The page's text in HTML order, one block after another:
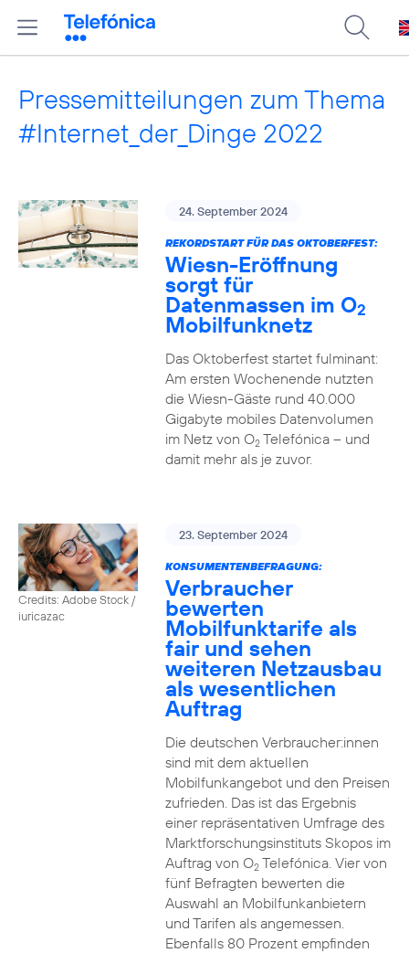
Pressemitteilungen zum Thema
#Internet_der_Dinge 2022
24. September 2024
REKORDSTART FÜR DAS OKTOBERFEST:
Wiesn-Eröffnung
sorgt für
Datenmassen im O2
Mobilfunknetz
Das Oktoberfest startet fulminant:
Am ersten Wochenende nutzten
die Wiesn-Gäste rund 40.000
Gigabyte mobiles Datenvolumen
im Netz von O2Telefónica – und
damit mehr als je zuvor.
Credits: Adobe Stock /
iuricazac
23. September 2024
KONSUMENTENBEFRAGUNG:
Verbraucher
bewerten
Mobilfunktarife als
fair und sehen
weiteren Netzausbau
als wesentlichen
Auftrag
Die deutschen Verbraucher:innen
sind mit dem aktuellen
Mobilfunkangebot und den Preisen
zufrieden. Das ist das Ergebnis
einer repräsentativen Umfrage des
Marktforschungsinstituts Skopos im
Auftrag von O2Telefónica. Vier von
fünf Befragten bewerten die
Auswahl an Mobilfunkanbietern
und Tarifen als angemessen.
Ebenfalls 80 Prozent empfinden